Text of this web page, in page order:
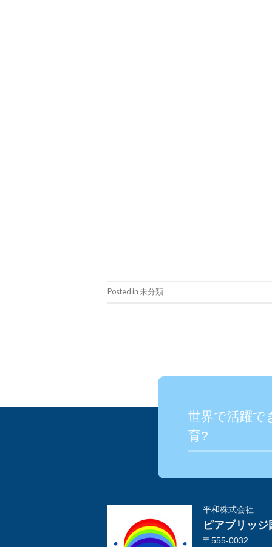
Posted in 未分類
世界で活躍で
育?
平和株式会社
ピアブリッ
〒555-0032